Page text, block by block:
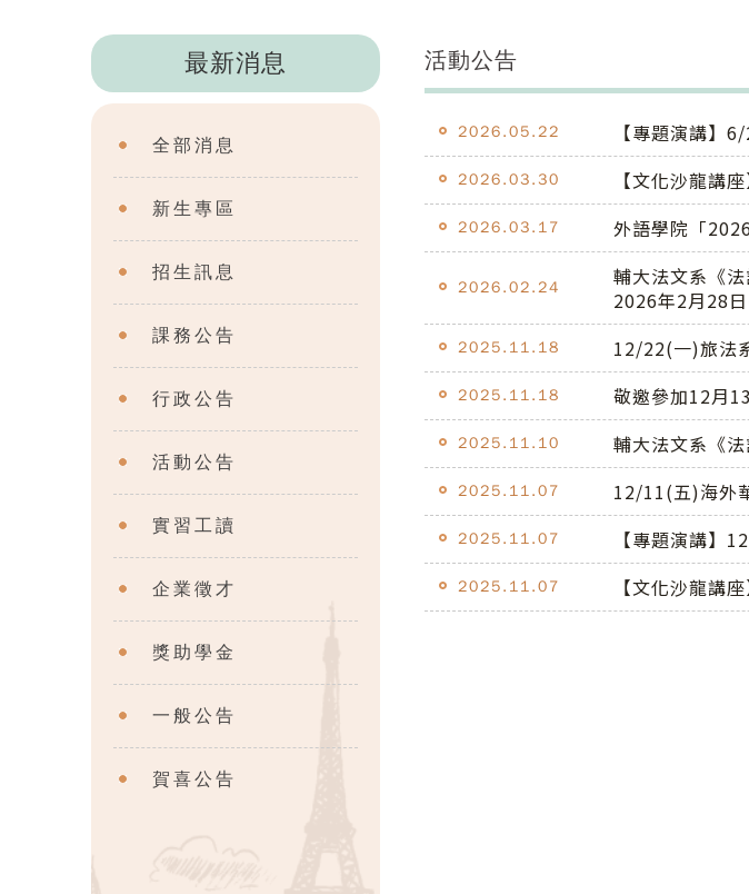
最新消息
全部消息
新生專區
招生訊息
課務公告
行政公告
活動公告
實習工讀
企業徵才
獎助學金
一般公告
賀喜公告
活動公告
2026.05.22 【專題演講】
2026.03.30 【文化沙龍講
2026.03.17 外語學院「
2026.02.24
輔大法文系《
2026年2月28
2025.11.18 12/22(一)旅法
2025.11.18 敬邀參加12月
2025.11.10 輔大法文系《
2025.11.07 12/11(五)海外
2025.11.07 【專題演講】
2025.11.07 【文化沙龍講